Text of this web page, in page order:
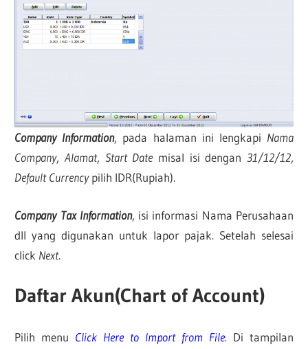
Company Information, pada halaman ini lengkapi Nama
Company, Alamat, Start Datemisal isi dengan 31/12/12,
Default Currencypilih IDR(Rupiah).
Company Tax Information, isi informasi Nama Perusahaan
dll yang digunakan untuk lapor pajak. Setelah selesai
click Next.
Daftar Akun(Chart of Account)
Pilih menu Click Here to Import from File. Di tampilan